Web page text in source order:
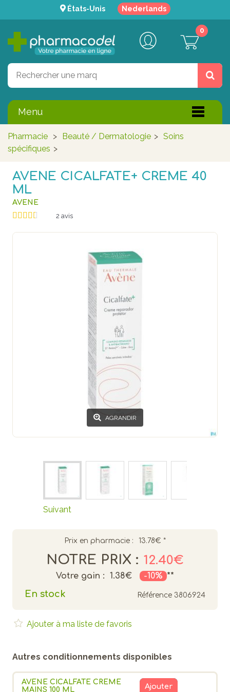
États-Unis Nederlands
0
Menu
Pharmacie > Beauté / Dermatologie > Soins
spécifiques >
AVENE CICALFATE+ CREME 40
ML
AVENE
2 avis
AGRANDIR
Suivant
Prix en pharmacie : 13.78€ *
NOTRE PRIX : 12.40€
Votre gain : 1.38€ -10% **
En stock Référence 3806924
Ajouter à ma liste de favoris
Autres conditionnements disponibles
AVENE CICALFATE CREME
MAINS 100 ML
Ajouter